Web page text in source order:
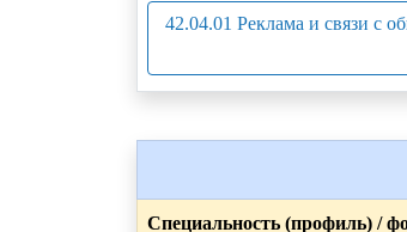
42.04.01 Реклама и связи с
Специальность (профиль) /